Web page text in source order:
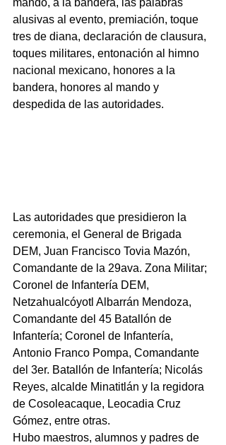
mando, a la bandera, las palabras
alusivas al evento, premiación, toque
tres de diana, declaración de clausura,
toques militares, entonación al himno
nacional mexicano, honores a la
bandera, honores al mando y
despedida de las autoridades.
Las autoridades que presidieron la
ceremonia, el General de Brigada
DEM, Juan Francisco Tovia Mazón,
Comandante de la 29ava. Zona Militar;
Coronel de Infantería DEM,
Netzahualcóyotl Albarrán Mendoza,
Comandante del 45 Batallón de
Infantería; Coronel de Infantería,
Antonio Franco Pompa, Comandante
del 3er. Batallón de Infantería; Nicolás
Reyes, alcalde Minatitlán y la regidora
de Cosoleacaque, Leocadia Cruz
Gómez, entre otras.
Hubo maestros, alumnos y padres de